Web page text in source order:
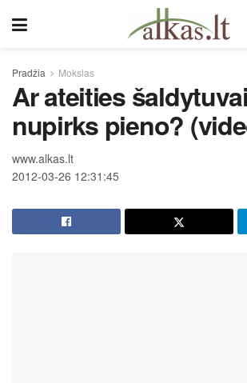
Pradžia Mokslas
Ar ateities
nupirks pieno?
www.alkas.lt
2012-03-26 12:31:45